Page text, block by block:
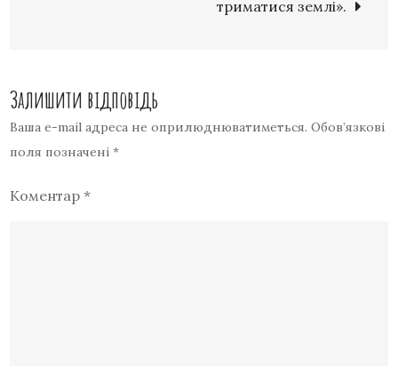
триматися землі».
Залишити відповідь
Ваша e-mail адреса не оприлюднюватиметься. Обов’язкові
поля позначені*
Коментар*